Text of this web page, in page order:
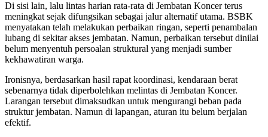
Di sisi lain, lalu lintas harian rata-rata di Jembatan Koncer terus
meningkat sejak difungsikan sebagai jalur alternatif utama. BSBK
menyatakan telah melakukan perbaikan ringan, seperti penambalan
lubang di sekitar akses jembatan. Namun, perbaikan tersebut dinilai
belum menyentuh persoalan struktural yang menjadi sumber
kekhawatiran warga.
Ironisnya, berdasarkan hasil rapat koordinasi, kendaraan berat
sebenarnya tidak diperbolehkan melintas di Jembatan Koncer.
Larangan tersebut dimaksudkan untuk mengurangi beban pada
struktur jembatan. Namun di lapangan, aturan itu belum berjalan
efektif.